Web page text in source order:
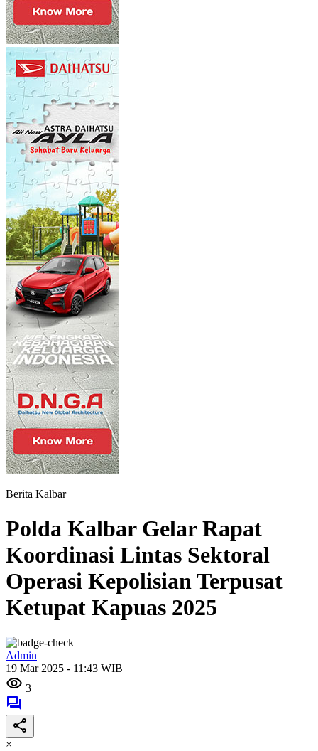
Berita Kalbar
Polda Kalbar Gelar Rapat
Koordinasi Lintas Sektoral
Operasi Kepolisian Terpusat
Ketupat Kapuas 2025
Admin
19 Mar 2025 - 11:43 WIB
3
×